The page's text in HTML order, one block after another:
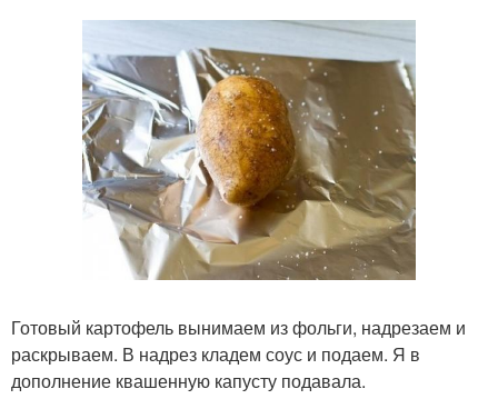
Готовый картофель вынимаем из фольги, надрезаем и
раскрываем. В надрез кладем соус и подаем. Я в
дополнение квашенную капусту подавала.